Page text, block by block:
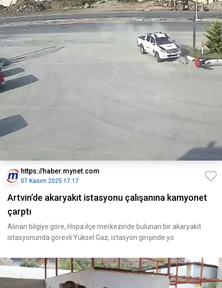
https://haber.mynet.com
07 Kasım 2025 17:17
Artvin’de akaryakıt istasyonu çalışanına kamyonet
çarptı
Alınan bilgiye göre, Hopa ilçe merkezinde bulunan bir akaryakıt
istasyonunda görevli Yüksel Gaz, istasyon girişinde yo